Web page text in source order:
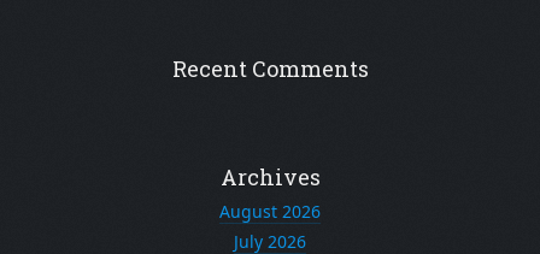
Recent Comments
Archives
August 2026
July 2026